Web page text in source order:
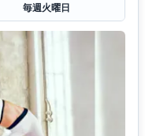
毎週火曜日